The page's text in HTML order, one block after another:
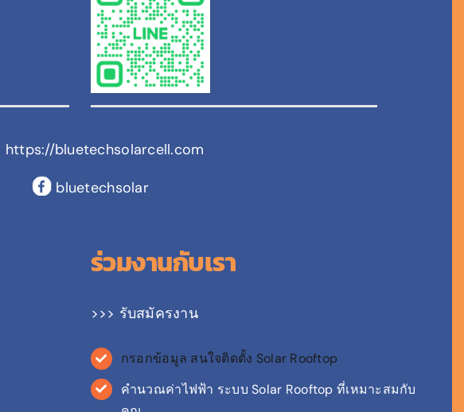
https://bluetechsolarcell.com
bluetechsolar
ร่วมงานกับเรา
>>> รับสมัครงาน
กรอกข้อมูล สนใจติดตั้ง Solar Rooftop
คำนวณค่าไฟฟ้า ระบบ Solar Rooftop ที่เหมาะสมกับ